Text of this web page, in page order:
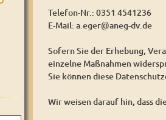
Telefon-Nr.: 0351 4541236
E-Mail: a.eger@aneg-dv.de
Sofern Sie der Erhebung,
einzelne Maßnahmen
Sie können diese
Wir weisen darauf hin, dass